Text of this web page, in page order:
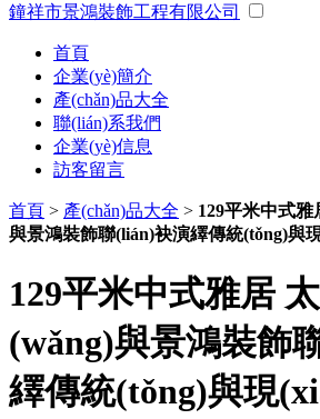
鐘祥市景鴻裝飾工程有限公司
首頁
企業(yè)簡介
產(chǎn)品大全
聯(lián)系我們
企業(yè)信息
訪客留言
首頁 > 產(chǎn)品大全 > 129平米中式
與景鴻裝飾聯(lián)袂演繹傳統(tǒng)與
129平米中式雅居
(wǎng)與景鴻裝飾
繹傳統(tǒng)與現